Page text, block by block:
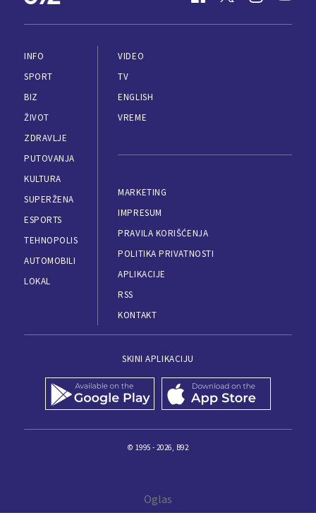
INFO
SPORT
BIZ
ŽIVOT
ZDRAVLJE
PUTOVANJA
KULTURA
SUPERŽENA
ESPORTS
TEHNOPOLIS
AUTOMOBILI
LOKAL
VIDEO
TV
ENGLISH
VREME
MARKETING
IMPRESUM
PRAVILA KORIŠĆENJA
POLITIKA PRIVATNOSTI
APLIKACIJE
RSS
KONTAKT
SKINI APLIKACIJU
© 1995 - 2026, B92